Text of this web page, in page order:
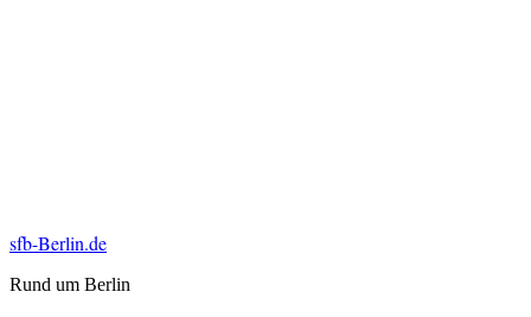
sfb-Berlin.de
Rund um Berlin